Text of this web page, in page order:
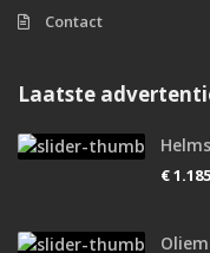
Contact
Laatste
€ 1.185